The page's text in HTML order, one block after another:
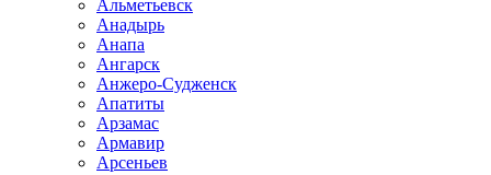
Альметьевск
Анадырь
Анапа
Ангарск
Анжеро-Судженск
Апатиты
Арзамас
Армавир
Арсеньев